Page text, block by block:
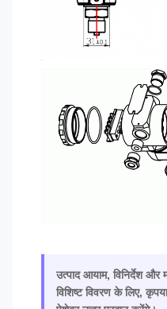
उत्पाद आयाम, विनिर्देश
विशिष्ट विवरण के लिए,